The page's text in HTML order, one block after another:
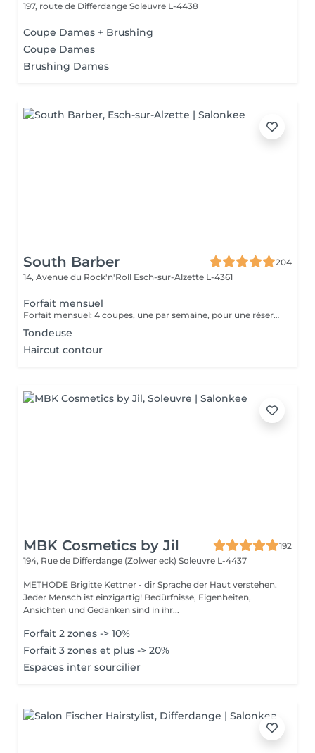
197, route de Differdange Soleuvre L-4438
Coupe Dames + Brushing
Coupe Dames
Brushing Dames
South Barber
204
14, Avenue du Rock'n'Roll Esch-sur-Alzette L-4361
Forfait mensuel
Forfait mensuel: 4 coupes, une par semaine, pour une réservation ou un renseignement nous restons joignable sur notre numéro: 26 30 07 57 Ou sur place directement
Tondeuse
Haircut contour
MBK Cosmetics by Jil
192
194, Rue de Differdange (Zolwer eck) Soleuvre L-4437
METHODE Brigitte Kettner - dir Sprache der Haut verstehen.
Jeder Mensch ist einzigartig! Bedürfnisse, Eigenheiten,
Ansichten und Gedanken sind in ihr...
Forfait 2 zones -> 10%
Forfait 3 zones et plus -> 20%
Espaces inter sourcilier